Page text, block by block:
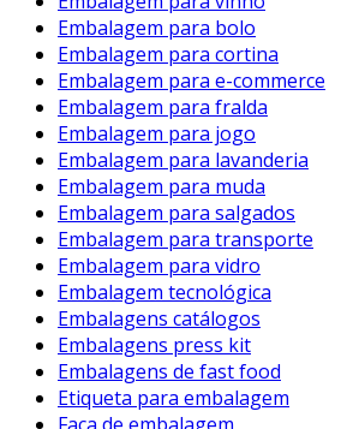
Embalagem para bolo
Embalagem para cortina
Embalagem para e-commerce
Embalagem para fralda
Embalagem para jogo
Embalagem para lavanderia
Embalagem para muda
Embalagem para salgados
Embalagem para transporte
Embalagem para vidro
Embalagem tecnológica
Embalagens catálogos
Embalagens press kit
Embalagens de fast food
Etiqueta para embalagem